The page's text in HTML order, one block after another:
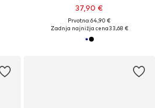
37,90 €
Prvotno: 64,90 €
Zadnja najnižja cena33,68 €